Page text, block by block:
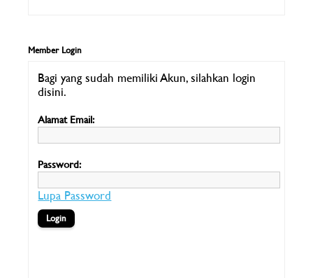
Member Login
Bagi yang sudah memiliki Akun, silahkan login
disini.
Alamat Email:
Password:
Lupa Password